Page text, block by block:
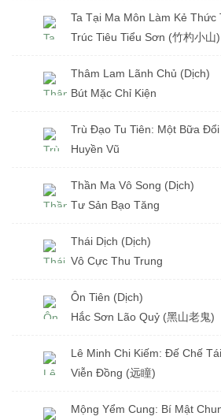
Trúc Tiêu Tiểu Sơn (竹杓小山)
Thâm Lam Lãnh Chủ (Dịch)
Bút Mặc Chỉ Kiện
Huyền Vũ
Thần Ma Vô Song (Dịch)
Tư Sản Bạo Tăng
Thái Dịch (Dịch)
Vô Cực Thu Trung
Ôn Tiên (Dịch)
Hắc Sơn Lão Quỷ (黑山老鬼)
Viễn Đồng (远瞳)